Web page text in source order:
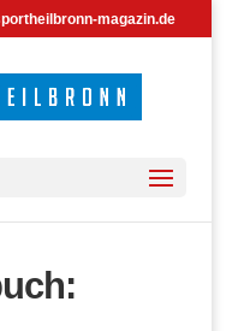
magazin.de